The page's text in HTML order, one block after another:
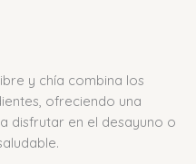
y chía combina los
ofreciendo una
disfrutar en el desayuno o